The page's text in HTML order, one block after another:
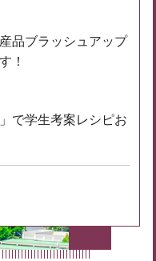
品ブラッシュアップ
！
で学生考案レシピお